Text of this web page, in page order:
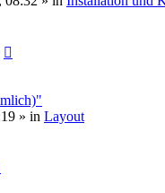
» in Layout